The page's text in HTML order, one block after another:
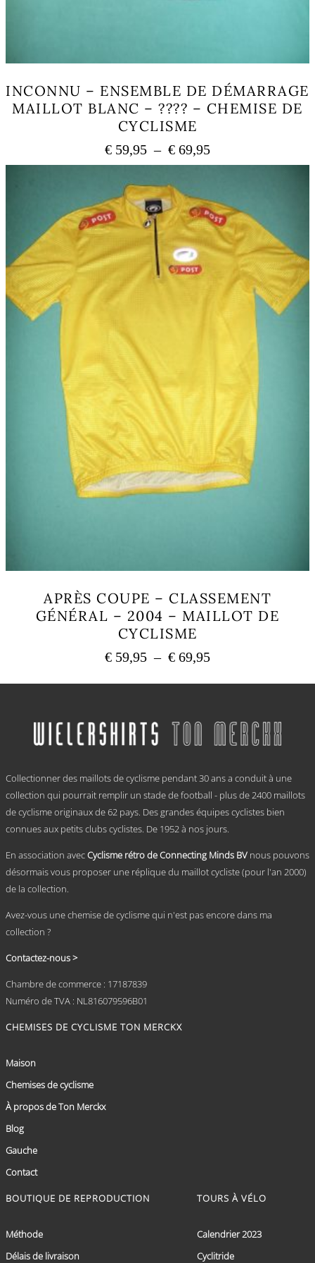
INCONNU – ENSEMBLE DE DÉMARRAGE
MAILLOT BLANC – ???? – CHEMISE DE
CYCLISME
€ 59,95 – € 69,95Plage
de
€ 59,95
à
€ 69,95
produit
a
plusieurs
variations.
Les
options
peuvent
être
choisies
APRÈS COUPE – CLASSEMENT
GÉNÉRAL – 2004 – MAILLOT DE
CYCLISME
€ 59,95 – € 69,95Plage
prix :
à
€ 69,95
variations.
Les
être
choisies
la
page
produit
Collectionner des maillots de cyclisme pendant 30 ans a conduit à une
collection qui pourrait remplir un stade de football - plus de 2400 maillots
de cyclisme originaux de 62 pays. Des grandes équipes cyclistes bien
connues aux petits clubs cyclistes. De 1952 à nos jours.
En association avecCyclisme rétro de Connecting Minds BV nous pouvons
désormais vous proposer une réplique du maillot cycliste (pour l'an 2000)
de la collection.
Avez-vous une chemise de cyclisme qui n'est pas encore dans ma
collection ?
Contactez-nous >
Chambre de commerce : 17187839
Numéro de TVA : NL816079596B01
CHEMISES DE CYCLISME TON MERCKX
Maison
Chemises de cyclisme
À propos de Ton Merckx
Blog
Gauche
Contact
BOUTIQUE DE REPRODUCTION
Méthode
Délais de livraison
TOURS À VÉLO
Calendrier 2023
Cyclitride